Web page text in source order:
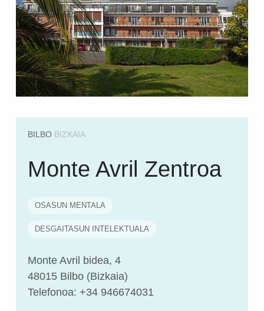
BILBO BIZKAIA
Monte Avril Zentroa
OSASUN MENTALA
DESGAITASUN INTELEKTUALA
Monte Avril bidea, 4
48015 Bilbo (Bizkaia)
Telefonoa: +34 946674031